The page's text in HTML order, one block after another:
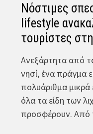
Νόστιμες
lifestyle
τουρίστες
Ανεξάρτητα από
νησί, ένα πράγμα
πολυάριθμα μικρά
όλα τα είδη των
προσφέρουν.